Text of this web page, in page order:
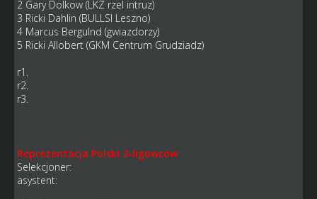
2 Gary Dolkow (LKZ rzel intruz)
3 Ricki Dahlin (BULLSI Leszno)
4 Marcus Bergulnd (gwiazdorzy)
5 Ricki Allobert (GKM Centrum Grudziadz)
r1.
r2.
r3.
Reprezentacja Polski 3-ligowców
Selekcjoner:
asystent: